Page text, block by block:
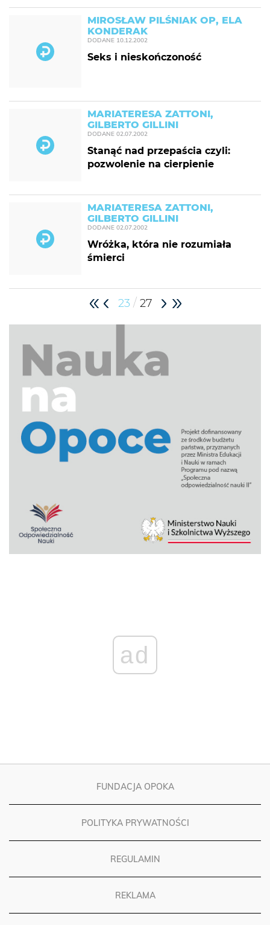
MIROSŁAW PILŚNIAK OP, ELA
KONDERAK
DODANE 10.12.2002
Seks i nieskończoność
MARIATERESA ZATTONI,
GILBERTO GILLINI
DODANE 02.07.2002
Stanąć nad przepaścia czyli:
pozwolenie na cierpienie
MARIATERESA ZATTONI,
GILBERTO GILLINI
DODANE 02.07.2002
Wróżka, która nie rozumiała
śmierci
23 / 27
ad
FUNDACJA OPOKA
POLITYKA PRYWATNOŚCI
REGULAMIN
REKLAMA